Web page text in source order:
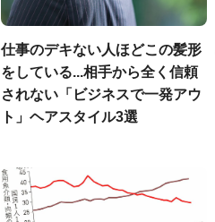
仕事のデキない人ほどこの髪形
をしている...相手から全く信頼
されない「ビジネスで一発アウ
ト」ヘアスタイル3選